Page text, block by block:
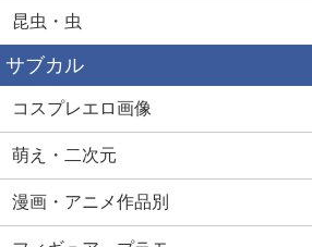
昆虫・虫
サブカル
コスプレエロ画像
萌え・二次元
漫画・アニメ作品別